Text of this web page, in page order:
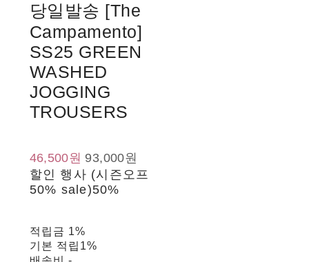
당일발송 [The
Campamento]
SS25 GREEN
WASHED
JOGGING
TROUSERS
46,500원 93,000원
할인 행사 (시즌오프
50% sale)50%
적립금 1%
기본 적립 1%